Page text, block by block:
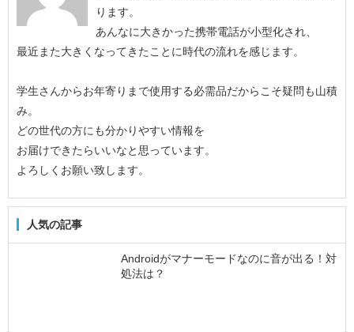
ります。
あんなに大きかった携帯電話が小型化され、
最近また大きくなってきたことに時代の流れを感じます。
学生さんからお年寄りまで使用する必需品だからこそ疑問も山積
み。
どの世代の方にも分かりやすい情報を
お届けできたらいいなと思っています。
よろしくお願い致します。
人気の記事
Androidがマナーモードなのに音が出る！対
処法は？